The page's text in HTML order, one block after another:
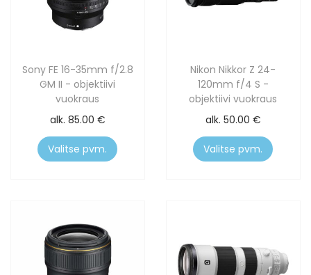
Sony FE 16-35mm f/2.8
GM II - objektiivi
vuokraus
alk. 85.00 €
Valitse pvm.
Nikon Nikkor Z 24-
120mm f/4 S -
objektiivi vuokraus
alk. 50.00 €
Valitse pvm.